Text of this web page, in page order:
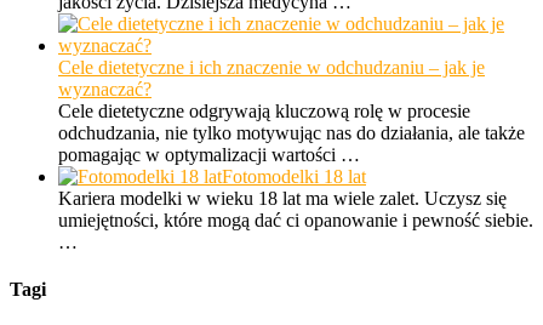
Cele dietetyczne i ich znaczenie w odchudzaniu – jak je
wyznaczać?
Cele dietetyczne odgrywają kluczową rolę w procesie
odchudzania, nie tylko motywując nas do działania, ale także
pomagając w optymalizacji wartości …
Fotomodelki 18 lat
Kariera modelki w wieku 18 lat ma wiele zalet. Uczysz się
umiejętności, które mogą dać ci opanowanie i pewność siebie.
…
Tagi